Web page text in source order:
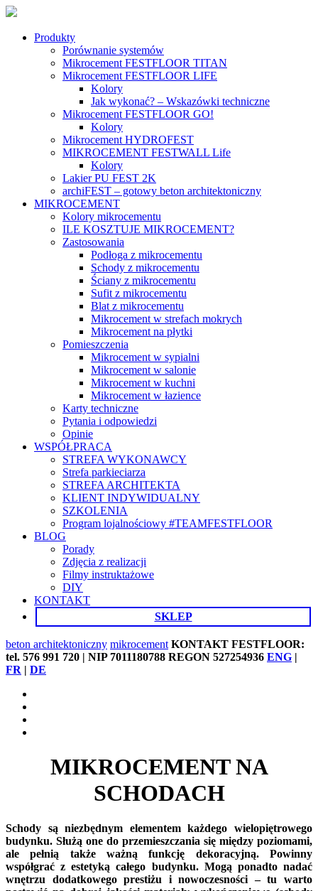
Produkty
Porównanie systemów
Mikrocement FESTFLOOR TITAN
Mikrocement FESTFLOOR LIFE
Kolory
Jak wykonać? – Wskazówki techniczne
Mikrocement FESTFLOOR GO!
Kolory
Mikrocement HYDROFEST
MIKROCEMENT FESTWALL Life
Kolory
Lakier PU FEST 2K
archiFEST – gotowy beton architektoniczny
MIKROCEMENT
Kolory mikrocementu
ILE KOSZTUJE MIKROCEMENT?
Zastosowania
Podłoga z mikrocementu
Schody z mikrocementu
Ściany z mikrocementu
Sufit z mikrocementu
Blat z mikrocementu
Mikrocement w strefach mokrych
Mikrocement na płytki
Pomieszczenia
Mikrocement w sypialni
Mikrocement w salonie
Mikrocement w kuchni
Mikrocement w łazience
Karty techniczne
Pytania i odpowiedzi
Opinie
WSPÓŁPRACA
STREFA WYKONAWCY
Strefa parkieciarza
STREFA ARCHITEKTA
KLIENT INDYWIDUALNY
SZKOLENIA
Program lojalnościowy #TEAMFESTFLOOR
BLOG
Porady
Zdjęcia z realizacji
Filmy instruktażowe
DIY
KONTAKT
SKLEP
beton architektoniczny mikrocement KONTAKT FESTFLOOR:
tel. 576 991 720 | NIP 7011180788 REGON 527254936 ENG |
FR | DE
MIKROCEMENT NA
SCHODACH
Schody są niezbędnym elementem każdego wielopiętrowego
budynku. Służą one do przemieszczania się między poziomami,
ale pełnią także ważną funkcję dekoracyjną. Powinny
współgrać z estetyką całego budynku. Mogą ponadto nadać
wnętrzu dodatkowego prestiżu i nowoczesności – tu warto